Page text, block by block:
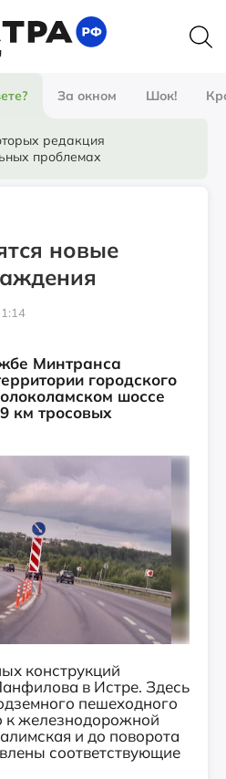
За окном Шок!
редакция
проблемах
новые
Минтранса
городского
шоссе
км тросовых
конструкций
в Истре. Здесь
пешеходного
к железнодорожной
и до поворота
соответствующие